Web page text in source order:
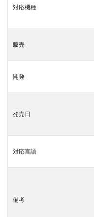
対応機種
販売
開発
発売日
対応言語
備考